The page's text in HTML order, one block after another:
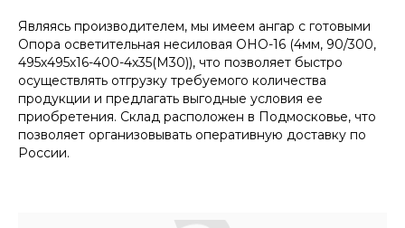
Являясь производителем, мы имеем ангар с готовыми
Опора осветительная несиловая ОНО-16 (4мм, 90/300,
495х495х16-400-4х35(М30)), что позволяет быстро
осуществлять отгрузку требуемого количества
продукции и предлагать выгодные условия ее
приобретения. Склад расположен в Подмосковье, что
позволяет организовывать оперативную доставку по
России.